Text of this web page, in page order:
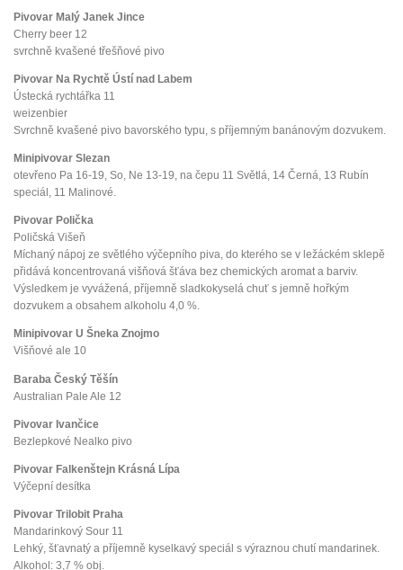
Pivovar Malý Janek Jince
Cherry beer 12
svrchně kvašené třešňové pivo
Pivovar Na Rychtě Ústí nad Labem
Ústecká rychtářka 11
weizenbier
Svrchně kvašené pivo bavorského typu, s příjemným banánovým dozvukem.
Minipivovar Slezan
otevřeno Pa 16-19, So, Ne 13-19, na čepu 11 Světlá, 14 Černá, 13 Rubín
speciál, 11 Malinové.
Pivovar Polička
Poličská Višeň
Míchaný nápoj ze světlého výčepního piva, do kterého se v ležáckém sklepě
přidává koncentrovaná višňová šťáva bez chemických aromat a barviv.
Výsledkem je vyvážená, příjemně sladkokyselá chuť s jemně hořkým
dozvukem a obsahem alkoholu 4,0 %.
Minipivovar U Šneka Znojmo
Višňové ale 10
Baraba Český Těšín
Australian Pale Ale 12
Pivovar Ivančice
Bezlepkové Nealko pivo
Pivovar Falkenštejn Krásná Lípa
Výčepní desítka
Pivovar Trilobit Praha
Mandarinkový Sour 11
Lehký, šťavnatý a příjemně kyselkavý speciál s výraznou chutí mandarinek.
Alkohol: 3,7 % obj.